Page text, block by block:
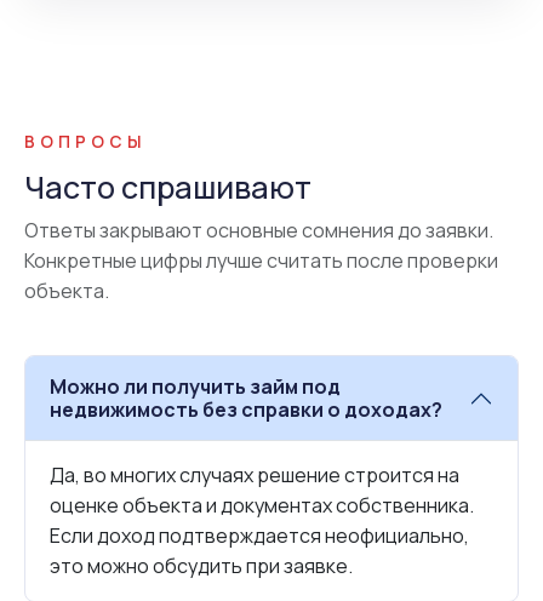
ВОПРОСЫ
Часто спрашивают
Ответы закрывают основные сомнения до заявки.
Конкретные цифры лучше считать после проверки
объекта.
Можно ли получить займ под
недвижимость без справки о доходах?
Да, во многих случаях решение строится на
оценке объекта и документах собственника.
Если доход подтверждается неофициально,
это можно обсудить при заявке.